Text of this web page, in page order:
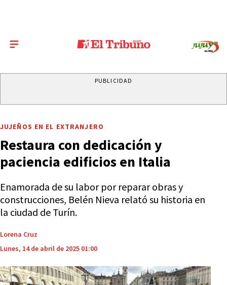
PUBLICIDAD
JUJEÑOS EN EL EXTRANJERO
Restaura con dedicación y
paciencia edificios en Italia
Enamorada de su labor por reparar obras y
construcciones, Belén Nieva relató su historia en
la ciudad de Turín.
Lorena Cruz
Lunes, 14 de abril de 2025 01:00